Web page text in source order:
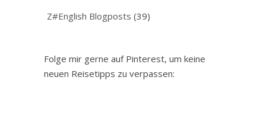
Z#English Blogposts (39)
Folge mir gerne auf Pinterest, um keine
neuen Reisetipps zu verpassen: